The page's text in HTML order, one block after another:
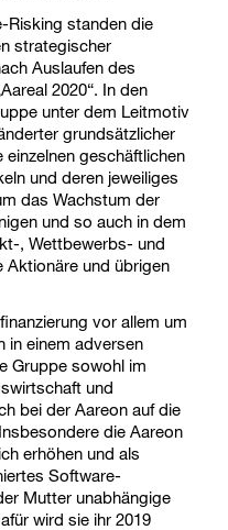
Risking standen die
strategischer
Auslaufen des
2020“. In den
unter dem Leitmotiv
grundsätzlicher
geschäftlichen
und deren jeweiliges
das Wachstum der
und so auch in dem
, Wettbewerbs- und
Aktionäre und übrigen
vor allem um
in einem adversen
Gruppe sowohl im
und
bei der Aareon auf die
die Aareon
erhöhen und als
Software-
Mutter unabhängige
wird sie ihr 2019